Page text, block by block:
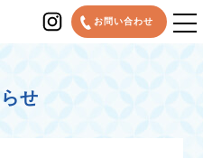
お問い合わせ
MENU
せ